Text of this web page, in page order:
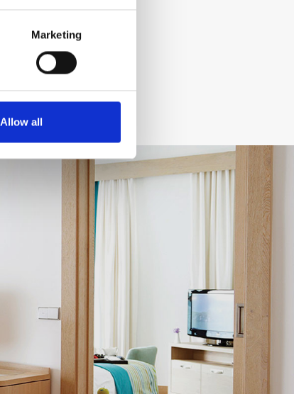
Marketing
Allow all